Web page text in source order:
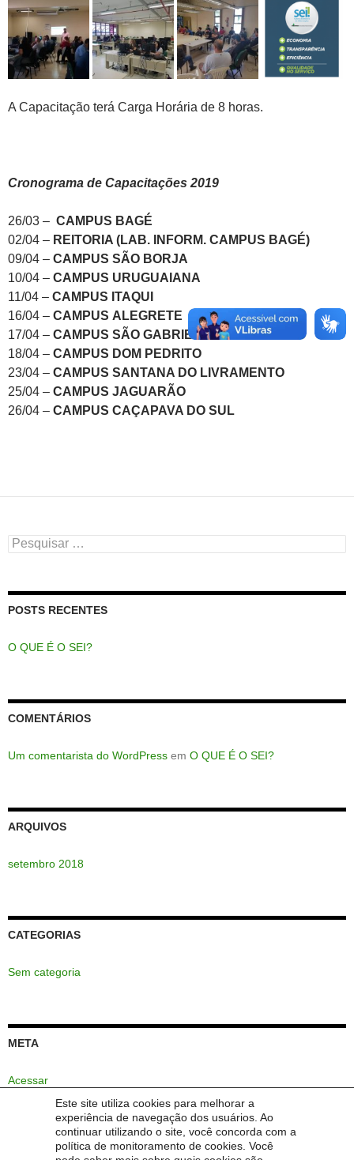
Este site utiliza cookies para melhorar a
experiência de navegação dos usuários. Ao
continuar utilizando o site, você concorda com a
política de monitoramento de cookies. Você
A Capacitação terá Carga Horária de 8 horas.
Cronograma de Capacitações 2019
26/03 – CAMPUS BAGÉ
02/04 – REITORIA (LAB. INFORM. CAMPUS BAGÉ)
09/04 – CAMPUS SÃO BORJA
10/04 – CAMPUS URUGUAIANA
11/04 – CAMPUS ITAQUI
16/04 – CAMPUS ALEGRETE
17/04 – CAMPUS SÃO GABRIEL
18/04 – CAMPUS DOM PEDRITO
23/04 – CAMPUS SANTANA DO LIVRAMENTO
25/04 – CAMPUS JAGUARÃO
26/04 – CAMPUS CAÇAPAVA DO SUL
Pesquisar
por:
POSTS RECENTES
O QUE É O SEI?
COMENTÁRIOS
Um comentarista do WordPress em O QUE É O SEI?
ARQUIVOS
setembro 2018
CATEGORIAS
Sem categoria
META
Acessar
Feed de posts
Feed de comentários